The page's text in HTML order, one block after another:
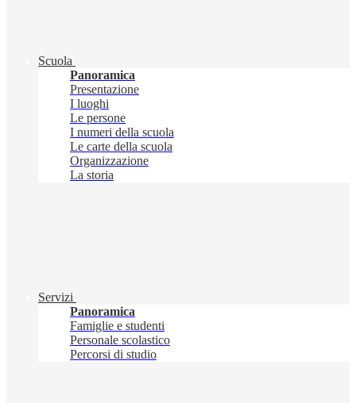
Scuola
Panoramica
Presentazione
I luoghi
Le persone
I numeri della scuola
Le carte della scuola
Organizzazione
La storia
Servizi
Panoramica
Famiglie e studenti
Personale scolastico
Percorsi di studio